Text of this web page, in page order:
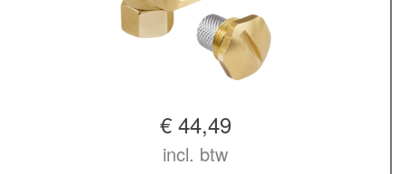
€ 44,49
incl. btw